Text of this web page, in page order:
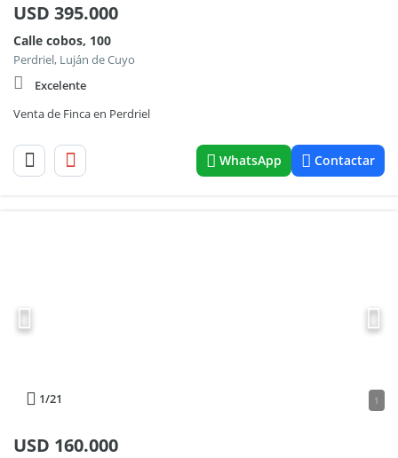
USD 395.000
Calle cobos, 100
Perdriel, Luján de Cuyo
Excelente
Venta de Finca en Perdriel
WhatsApp Contactar
1/21 1
USD 160.000